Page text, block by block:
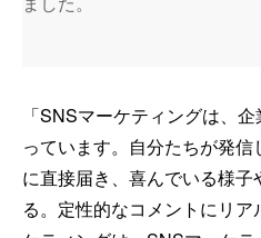
「SNSマーケティングは、
っています。自分たちが発
に直接届き、喜んでいる様子
る。定性的なコメントにリ